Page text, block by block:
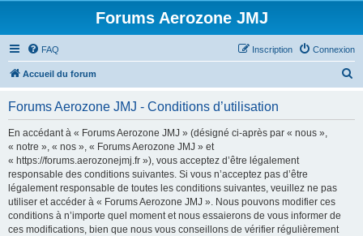
Forums Aerozone JMJ
FAQ Connexion
Inscription
Accueil du forum
Forums Aerozone JMJ - Conditions d’utilisation
En accédant à « Forums Aerozone JMJ » (désigné ci-après par « nous »,
« notre », « nos », « Forums Aerozone JMJ » et
« https://forums.aerozonejmj.fr »), vous acceptez d’être légalement
responsable des conditions suivantes. Si vous n’acceptez pas d’être
légalement responsable de toutes les conditions suivantes, veuillez ne pas
utiliser et accéder à « Forums Aerozone JMJ ». Nous pouvons modifier ces
conditions à n’importe quel moment et nous essaierons de vous informer de
ces modifications, bien que nous vous conseillons de vérifier régulièrement